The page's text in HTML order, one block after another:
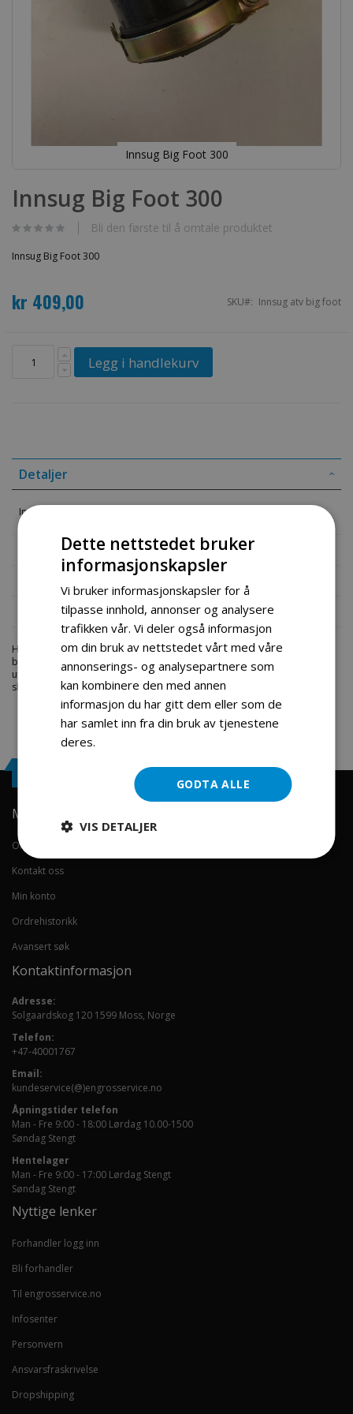
Innsug Big Foot 300
til
begynnelsen
bildegalleri
Innsug Big Foot 300
Bli den første til å omtale produktet
Innsug Big Foot 300
kr 409,00 SKU Innsug atv big foot
Legg i handlekurv
Detaljer
Innsug Big Foot 300
Mer informasjon
Fil vedlegg
Hos engrosservice.no får du kjøptinnsug big foot 300til markedets
beste priser. Bestill enatv-deleri dag fra Engros Service. Vi har et stort
utvalg av produkter innen: Hjem, sport og fritids segmentet. Velkommen
skal du være.
Min konto
Om oss
Kontakt oss
Min konto
Ordrehistorikk
Avansert søk
Kontaktinformasjon
Adresse:
Solgaardskog 120 1599 Moss, Norge
Telefon:
+47-40001767
Email:
kundeservice(@)engrosservice.no
Åpningstider telefon
Man - Fre 9:00 - 18:00 Lørdag 10.00-1500
Søndag Stengt
Hentelager
Man - Fre 9:00 - 17:00 Lørdag Stengt
Søndag Stengt
Nyttige lenker
Forhandler logg inn
Bli forhandler
Til engrosservice.no
Infosenter
Personvern
Ansvarsfraskrivelse
Dropshipping
Dette nettstedet bruker
informasjonskapsler
Vi bruker informasjonskapsler for å
tilpasse innhold, annonser og analysere
trafikken vår. Vi deler også informasjon
om din bruk av nettstedet vårt med våre
annonserings- og analysepartnere som
kan kombinere den med annen
informasjon du har gitt dem eller som de
har samlet inn fra din bruk av tjenestene
deres.
GODTA ALLE
VIS DETALJER